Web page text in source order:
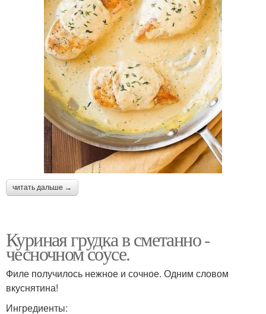
читать дальше →
Куриная грудка в сметанно -
чесночном соусе.
Филе получилось нежное и сочное. Одним словом
вкуснятина!
Ингредиенты: